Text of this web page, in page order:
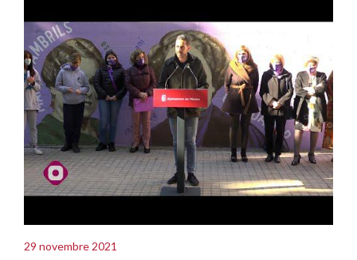
29 novembre 2021